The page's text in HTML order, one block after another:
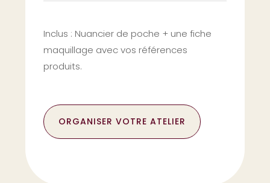
Inclus : Nuancier de poche + une fiche
maquillage avec vos références
produits.
ORGANISER VOTRE ATELIER